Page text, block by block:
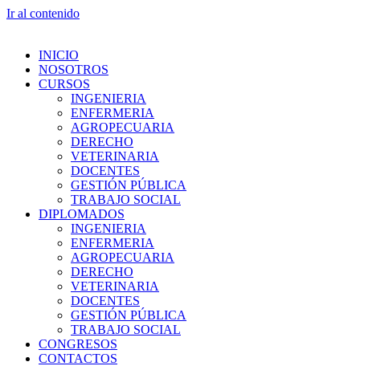
Ir al contenido
INICIO
NOSOTROS
CURSOS
INGENIERIA
ENFERMERIA
AGROPECUARIA
DERECHO
VETERINARIA
DOCENTES
GESTIÓN PÚBLICA
TRABAJO SOCIAL
DIPLOMADOS
INGENIERIA
ENFERMERIA
AGROPECUARIA
DERECHO
VETERINARIA
DOCENTES
GESTIÓN PÚBLICA
TRABAJO SOCIAL
CONGRESOS
CONTACTOS